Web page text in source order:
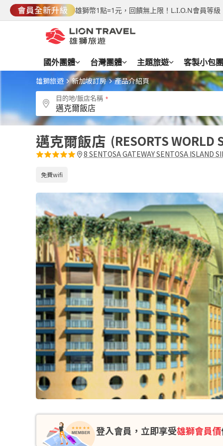
雄獅幣1點=1元，回饋無上限！L.I.O.N會員等
國外團體 台灣團體 主題旅遊 客製小包團
雄獅旅遊 新加坡訂房 產品介紹頁
目的地/飯店名稱
邁克爾飯店 RESORTS WORLD
8 SENTOSA GATEWAY SENTOSA ISLAND
免費wifi
登入會員，立即享受雄獅會員價